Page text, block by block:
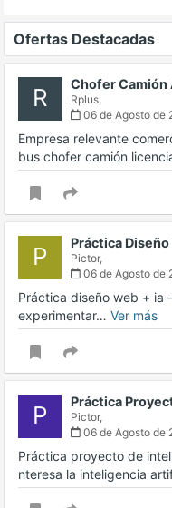
Ofertas Destacadas
R Chofer Camión
Rplus,
06 de Agosto de
Empresa relevante
bus chofer camión
P Práctica
Pictor,
06 de Agosto de
Práctica diseño web + ia
experimentar… Ver más
P Práctica
Pictor,
06 de Agosto de
Práctica proyecto de
nteresa la inteligencia